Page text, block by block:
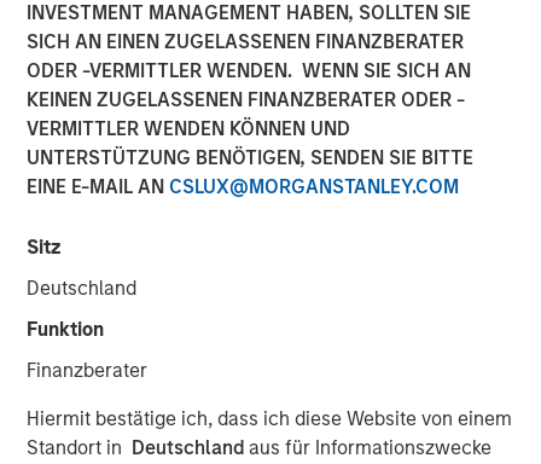
INVESTMENT MANAGEMENT HABEN, SOLLTEN SIE
SICH AN EINEN ZUGELASSENEN FINANZBERATER
ODER -VERMITTLER WENDEN. WENN SIE SICH AN
KEINEN ZUGELASSENEN FINANZBERATER ODER -
VERMITTLER WENDEN KÖNNEN UND
UNTERSTÜTZUNG BENÖTIGEN, SENDEN SIE BITTE
EINE E-MAIL AN CSLUX@MORGANSTANLEY.COM
Sitz
Deutschland
Funktion
Finanzberater
Hiermit bestätige ich, dass ich diese Website von einem
Standort in Deutschland aus für Informationszwecke
Probabilities and Payoffs:
The Practicalities and
Psychology of Expected
Value
The Authors
Managing Director